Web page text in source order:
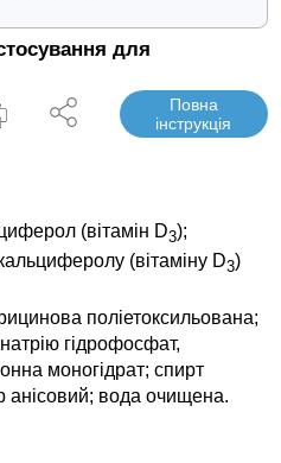
для
Повна
інструкція
(вітамін D3);
(вітаміну D3)
поліетоксильована;
гідрофосфат,
моногідрат; спирт
анісовий; вода очищена.